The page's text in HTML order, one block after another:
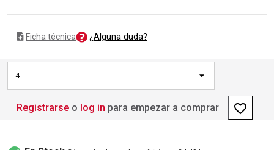
Ficha técnica ¿Alguna duda?
4
Registrarse o log in para empezar a comprar favorite_border